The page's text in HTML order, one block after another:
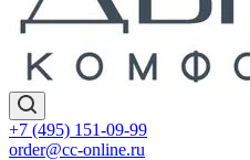
+7 (495) 151-09-99
order@cc-online.ru